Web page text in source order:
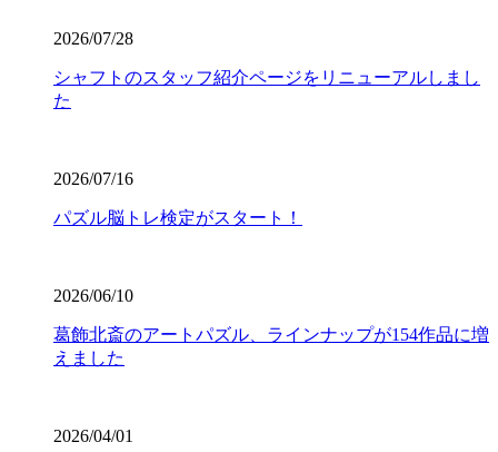
2026/07/28
シャフトのスタッフ紹介ページをリニューアルしまし
た
2026/07/16
パズル脳トレ検定がスタート！
2026/06/10
葛飾北斎のアートパズル、ラインナップが154作品に増
えました
2026/04/01